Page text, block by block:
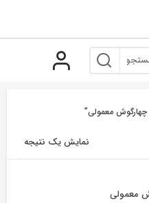
معمولی”
نمایش یک نتیجه
معمولی